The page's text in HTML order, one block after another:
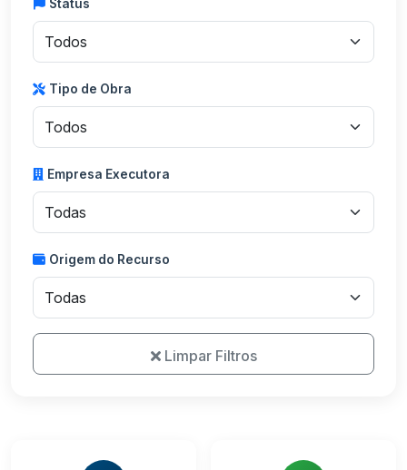
Status
Tipo de Obra
Empresa Executora
Origem do Recurso
Limpar Filtros